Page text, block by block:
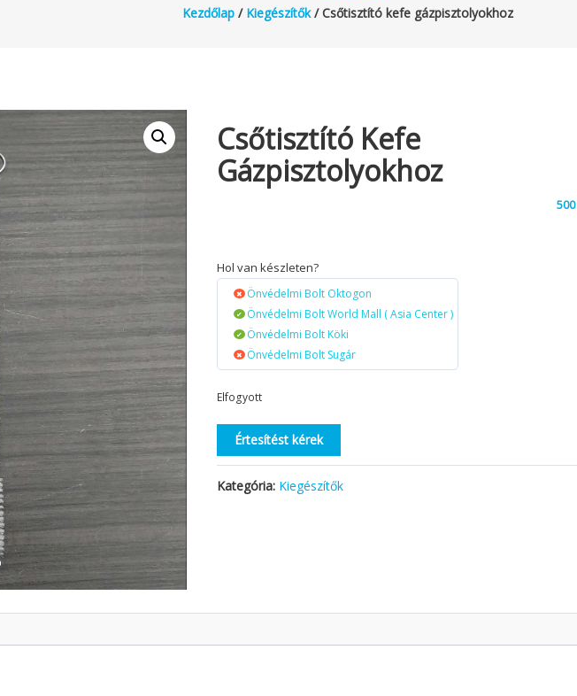
Kezdőlap / Kiegészítők/ Csőtisztító kefe gázpisztolyokhoz
Csőtisztító Kefe
Gázpisztolyokhoz
500
Hol van készleten?
Önvédelmi Bolt Oktogon
Önvédelmi Bolt World Mall ( Asia Center )
Önvédelmi Bolt Köki
Önvédelmi Bolt Sugár
Elfogyott
Értesítést kérek
Kategória: Kiegészítők